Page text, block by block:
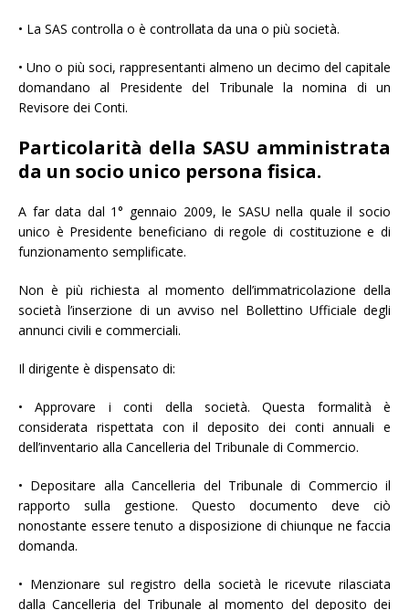
• La SAS controlla o è controllata da una o più società.
• Uno o più soci, rappresentanti almeno un decimo del capitale
domandano al Presidente del Tribunale la nomina di un
Revisore dei Conti.
Particolarità della SASU amministrata
da un socio unico persona fisica.
A far data dal 1° gennaio 2009, le SASU nella quale il socio
unico è Presidente beneficiano di regole di costituzione e di
funzionamento semplificate.
Non è più richiesta al momento dell’immatricolazione della
società l’inserzione di un avviso nel Bollettino Ufficiale degli
annunci civili e commerciali.
Il dirigente è dispensato di:
• Approvare i conti della società. Questa formalità è
considerata rispettata con il deposito dei conti annuali e
dell’inventario alla Cancelleria del Tribunale di Commercio.
• Depositare alla Cancelleria del Tribunale di Commercio il
rapporto sulla gestione. Questo documento deve ciò
nonostante essere tenuto a disposizione di chiunque ne faccia
domanda.
• Menzionare sul registro della società le ricevute rilasciata
dalla Cancelleria del Tribunale al momento del deposito dei